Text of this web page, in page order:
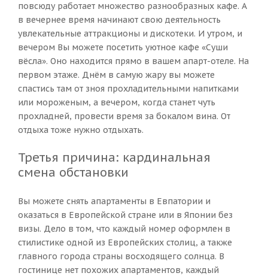
повсюду работает множество разнообразных кафе. А
в вечернее время начинают свою деятельность
увлекательные аттракционы и дискотеки. И утром, и
вечером Вы можете посетить уютное кафе «Суши
вёсла». Оно находится прямо в вашем апарт-отеле. На
первом этаже. Днём в самую жару вы можете
спастись там от зноя прохладительными напитками
или мороженым, а вечером, когда станет чуть
прохладней, провести время за бокалом вина. От
отдыха тоже нужно отдыхать.
Третья причина: кардинальная
смена обстановки
Вы можете снять апартаменты в Евпатории и
оказаться в Европейской стране или в Японии без
визы. Дело в том, что каждый номер оформлен в
стилистике одной из Европейских столиц, а также
главного города страны восходящего солнца. В
гостинице нет похожих апартаментов, каждый